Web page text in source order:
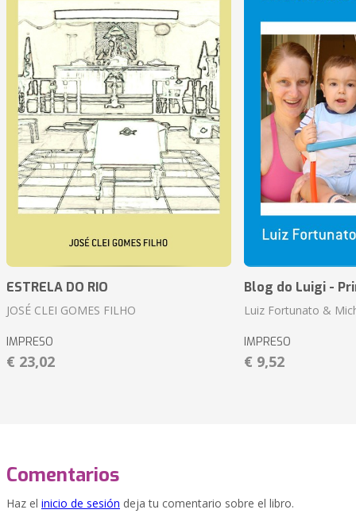
ESTRELA DO RIO
JOSÉ CLEI GOMES FILHO
IMPRESO
€ 23,02
Blog do Luigi -
Luiz Fortunato &
IMPRESO
€ 9,52
Comentarios
Haz el inicio de sesión deja tu comentario sobre el libro.